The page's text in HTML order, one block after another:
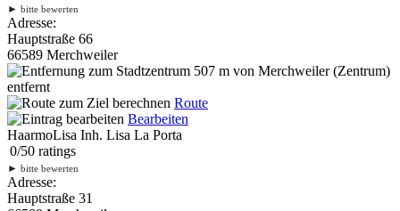
► bitte bewerten
Adresse:
Hauptstraße 66
66589 Merchweiler
507 m von Merchweiler (Zentrum)
entfernt
Route
Bearbeiten
HaarmoLisa Inh. Lisa La Porta
0/50 ratings
► bitte bewerten
Adresse:
Hauptstraße 31